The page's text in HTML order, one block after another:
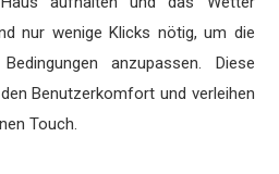
nur wenige Klicks nötig, um die
anzupassen. Diese
Benutzerkomfort und verleihen
Touch.